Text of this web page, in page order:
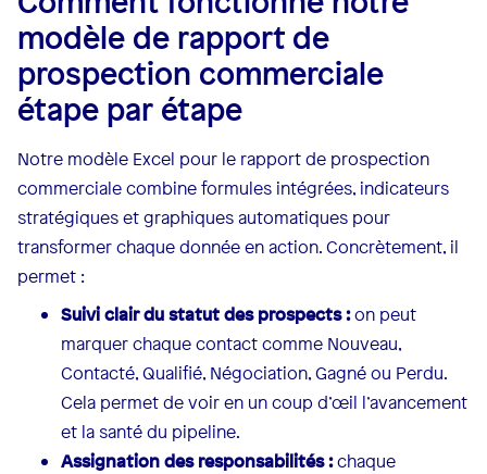
modèle de rapport de
prospection commerciale
étape par étape
Notre modèle Excel pour le rapport de prospection
commerciale combine formules intégrées, indicateurs
stratégiques et graphiques automatiques pour
transformer chaque donnée en action. Concrètement, il
permet :
Suivi clair du statut des prospects :on peut
marquer chaque contact comme Nouveau,
Contacté, Qualifié, Négociation, Gagné ou Perdu.
Cela permet de voir en un coup d’œil l’avancement
et la santé du pipeline.
Assignation des responsabilités :chaque